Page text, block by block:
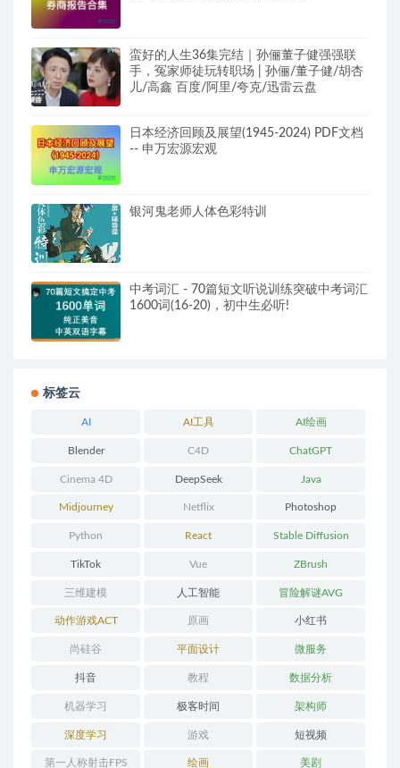
蛮好的人生36集完结｜孙俪董子健强强联
手，冤家师徒玩转职场 | 孙俪/董子健/胡杏
儿/高鑫 百度/阿里/夸克/迅雷云盘
日本经济回顾及展望(1945-2024) PDF文档
-- 申万宏源宏观
银河鬼老师人体色彩特训
中考词汇 - 70篇短文听说训练突破中考词汇
1600词(16-20)，初中生必听!
标签云
AI AI工具 AI绘画
Blender C4D ChatGPT
Cinema 4D DeepSeek Java
Midjourney Netflix Photoshop
Python React Stable Diffusion
TikTok Vue ZBrush
三维建模 人工智能 冒险解谜AVG
动作游戏ACT 原画 小红书
尚硅谷 平面设计 微服务
抖音 教程 数据分析
机器学习 极客时间 架构师
深度学习 游戏 短视频
第一人称射击FPS 绘画 美剧